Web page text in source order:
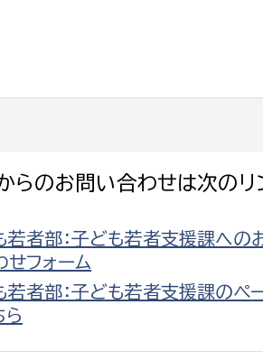
らのお問い合わせは次のリ
若者部：子ども若者支援課への
せフォーム
若者部：子ども若者支援課のペ
ら